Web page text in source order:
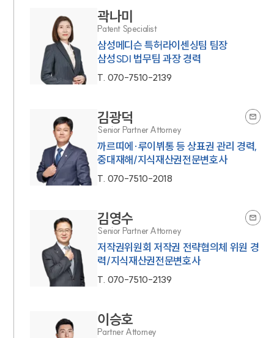
곽나미
Patent Specialist
삼성메디슨 특허라이센싱팀 팀장
삼성SDI 법무팀 과장 경력
T. 070-7510-2139
김광덕
Senior Partner Attorney
까르띠에·루이뷔통 등 상표권 관리 경력,
중대재해/지식재산권전문변호사
T. 070-7510-2018
김영수
Senior Partner Attorney
저작권위원회 저작권 전략협의체 위원 경
력/지식재산권전문변호사
T. 070-7510-2139
이승호
Partner Attorney